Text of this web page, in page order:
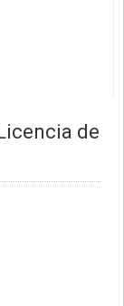
de